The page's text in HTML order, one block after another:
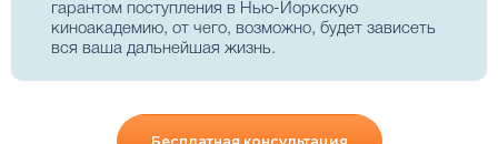
гарантом поступления в Нью-Йоркскую
киноакадемию, от чего, возможно, будет зависеть
вся ваша дальнейшая жизнь.